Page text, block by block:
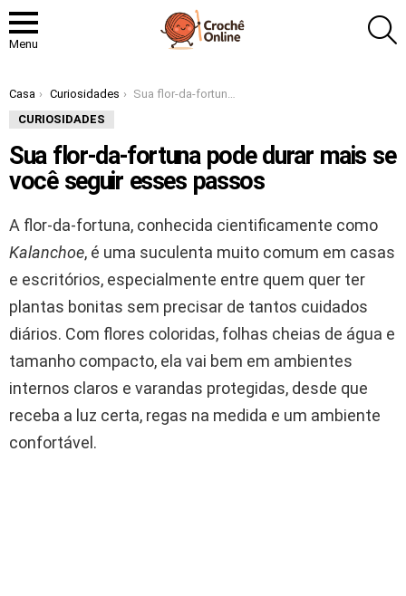
Menu
Você está aqui:
Casa Curiosidades
Sua flor-da-fortuna pode durar mais se você seguir esses passos
CURIOSIDADES
Sua flor-da-fortuna pode durar mais se
você seguir esses passos
A flor-da-fortuna, conhecida cientificamente como
Kalanchoe, é uma suculenta muito comum em casas
e escritórios, especialmente entre quem quer ter
plantas bonitas sem precisar de tantos cuidados
diários. Com flores coloridas, folhas cheias de água e
tamanho compacto, ela vai bem em ambientes
internos claros e varandas protegidas, desde que
receba a luz certa, regas na medida e um ambiente
confortável.